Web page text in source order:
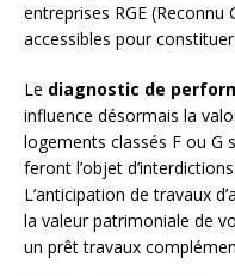
entreprises RGE (Reconnu
accessibles pour
Le diagnostic de
influence désormais la
logements classés F ou G
feront l’objet
L’anticipation de travaux
la valeur patrimoniale de
un prêt travaux